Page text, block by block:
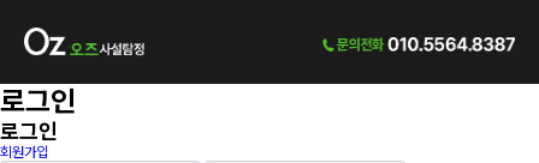
로그인
로그인
회원가입